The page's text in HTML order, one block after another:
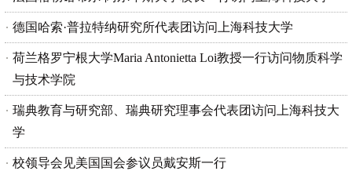
德国哈索·普拉特纳研究所代表团访问上海科技大学
荷兰格罗宁根大学Maria Antonietta Loi教授一行访问物质科学
与技术学院
瑞典教育与研究部、瑞典研究理事会代表团访问上海科技大
学
校领导会见美国国会参议员戴安斯一行